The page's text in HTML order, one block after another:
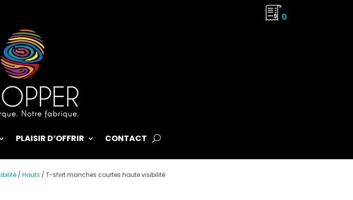
0
PLAISIR D’OFFRIR CONTACT
/Hauts /T-shirt manches courtes haute visibilité